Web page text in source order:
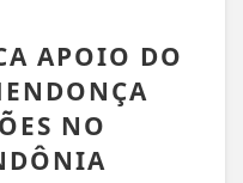
APOIO DO
NO